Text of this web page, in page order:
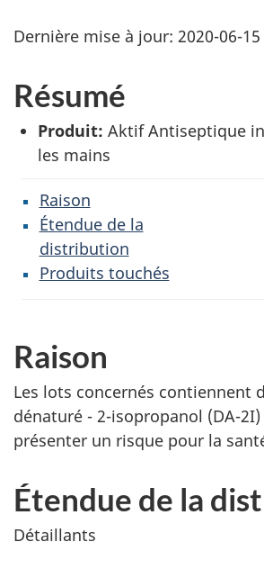
Dernière mise à jour: 2020-06-15
Résumé
Produit: Aktif Antiseptique
les mains
Raison
Étendue de la
distribution
Produits touchés
Raison
Les lots concernés contiennent
dénaturé - 2-isopropanol (DA-
présenter un risque pour la
Étendue de la
Détaillants